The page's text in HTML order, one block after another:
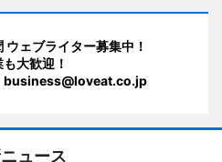
ウェブライター募集中！
大歓迎！
business@loveat.co.jp
ュース